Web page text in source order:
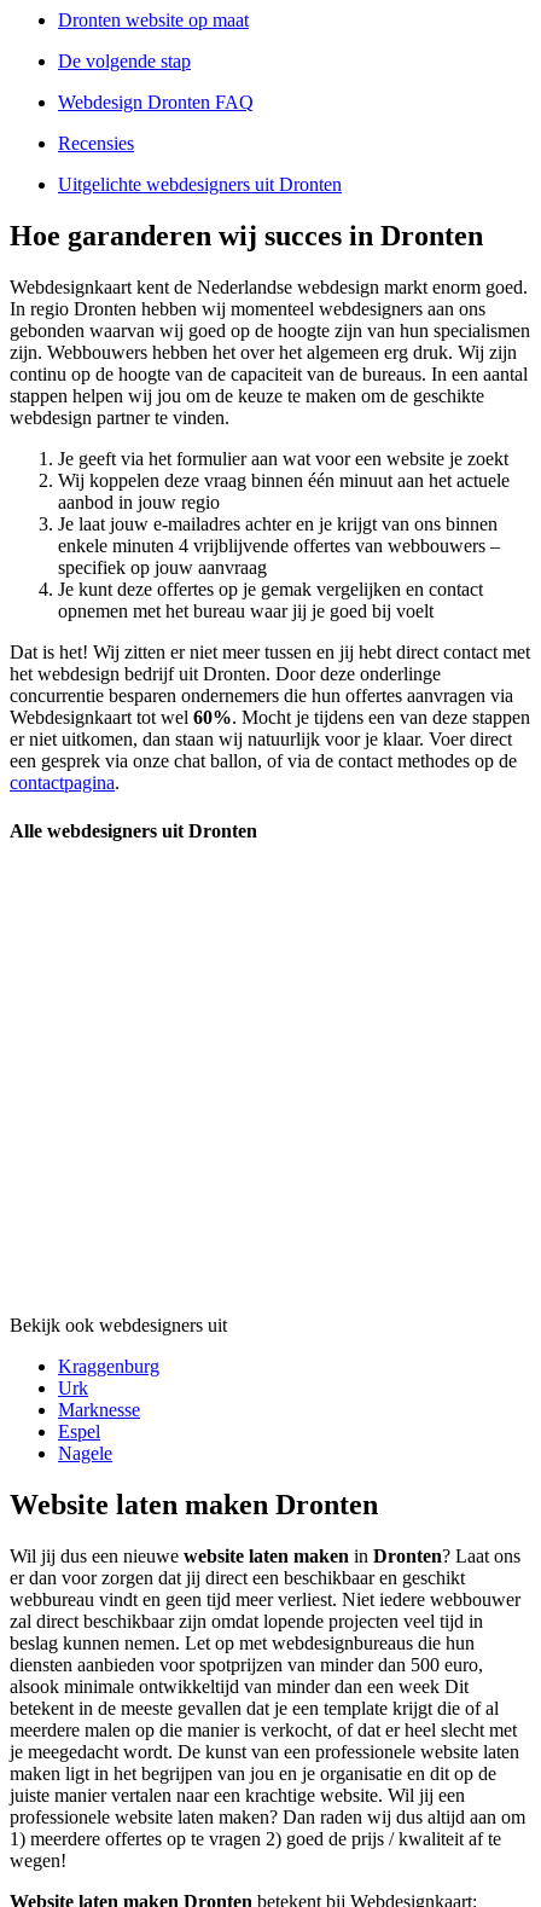
Dronten website op maat
De volgende stap
Webdesign Dronten FAQ
Recensies
Uitgelichte webdesigners uit Dronten
Hoe garanderen wij succes in Dronten
Webdesignkaart kent de Nederlandse webdesign markt enorm goed.
In regio Dronten hebben wij momenteel webdesigners aan ons
gebonden waarvan wij goed op de hoogte zijn van hun specialismen
zijn. Webbouwers hebben het over het algemeen erg druk. Wij zijn
continu op de hoogte van de capaciteit van de bureaus. In een aantal
stappen helpen wij jou om de keuze te maken om de geschikte
webdesign partner te vinden.
Je geeft via het formulier aan wat voor een website je zoekt
Wij koppelen deze vraag binnen één minuut aan het actuele
aanbod in jouw regio
Je laat jouw e-mailadres achter en je krijgt van ons binnen
enkele minuten 4 vrijblijvende offertes van webbouwers –
specifiek op jouw aanvraag
Je kunt deze offertes op je gemak vergelijken en contact
opnemen met het bureau waar jij je goed bij voelt
Dat is het! Wij zitten er niet meer tussen en jij hebt direct contact met
het webdesign bedrijf uit Dronten. Door deze onderlinge
concurrentie besparen ondernemers die hun offertes aanvragen via
Webdesignkaart tot wel 60%. Mocht je tijdens een van deze stappen
er niet uitkomen, dan staan wij natuurlijk voor je klaar. Voer direct
een gesprek via onze chat ballon, of via de contact methodes op de
contactpagina.
Alle webdesigners uit Dronten
Bekijk ook webdesigners uit
Kraggenburg
Urk
Marknesse
Espel
Nagele
Website laten maken Dronten
Wil jij dus een nieuwe website laten maken in Dronten? Laat ons
er dan voor zorgen dat jij direct een beschikbaar en geschikt
webbureau vindt en geen tijd meer verliest. Niet iedere webbouwer
zal direct beschikbaar zijn omdat lopende projecten veel tijd in
beslag kunnen nemen. Let op met webdesignbureaus die hun
diensten aanbieden voor spotprijzen van minder dan 500 euro,
alsook minimale ontwikkeltijd van minder dan een week Dit
betekent in de meeste gevallen dat je een template krijgt die of al
meerdere malen op die manier is verkocht, of dat er heel slecht met
je meegedacht wordt. De kunst van een professionele website laten
maken ligt in het begrijpen van jou en je organisatie en dit op de
juiste manier vertalen naar een krachtige website. Wil jij een
professionele website laten maken? Dan raden wij dus altijd aan om
1) meerdere offertes op te vragen 2) goed de prijs / kwaliteit af te
wegen!
Website laten maken Dronten betekent bij Webdesignkaart: